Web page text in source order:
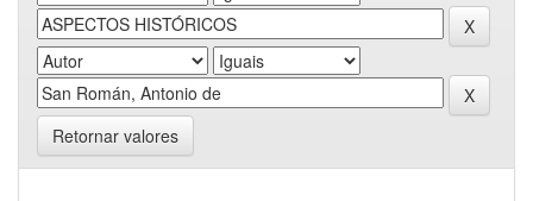
Retornar valores